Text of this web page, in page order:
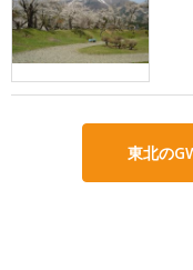
東北の